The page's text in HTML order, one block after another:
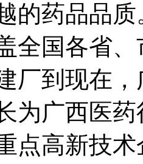
的药品品
全国各省
厂到现在
为广西医
点高新技